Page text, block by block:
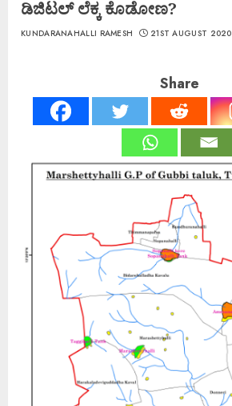
ಡಿಜಿಟಲ್ ಲೆಕ್ಕ ಕೊಡೋಣ?
KUNDARANAHALLI RAMESH 21ST AUGUST 2020
Share